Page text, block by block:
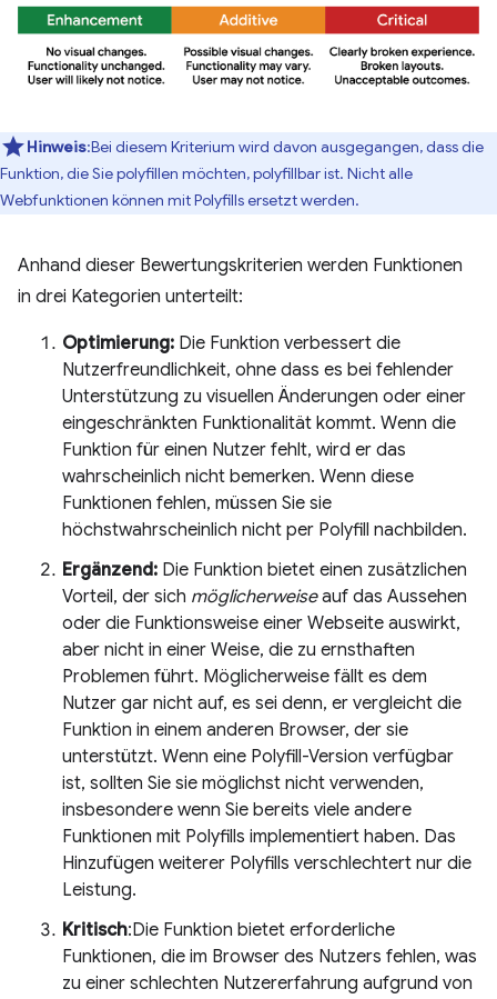
Hinweis:Bei diesem Kriterium wird davon ausgegangen, dass die
Funktion, die Sie polyfillen möchten, polyfillbar ist. Nicht alle
Webfunktionen können mit Polyfills ersetzt werden.
Anhand dieser Bewertungskriterien werden Funktionen
in drei Kategorien unterteilt:
Optimierung: Die Funktion verbessert die
Nutzerfreundlichkeit, ohne dass es bei fehlender
Unterstützung zu visuellen Änderungen oder einer
eingeschränkten Funktionalität kommt. Wenn die
Funktion für einen Nutzer fehlt, wird er das
wahrscheinlich nicht bemerken. Wenn diese
Funktionen fehlen, müssen Sie sie
höchstwahrscheinlich nicht per Polyfill nachbilden.
Ergänzend: Die Funktion bietet einen zusätzlichen
Vorteil, der sich möglicherweiseauf das Aussehen
oder die Funktionsweise einer Webseite auswirkt,
aber nicht in einer Weise, die zu ernsthaften
Problemen führt. Möglicherweise fällt es dem
Nutzer gar nicht auf, es sei denn, er vergleicht die
Funktion in einem anderen Browser, der sie
unterstützt. Wenn eine Polyfill-Version verfügbar
ist, sollten Sie sie möglichst nicht verwenden,
insbesondere wenn Sie bereits viele andere
Funktionen mit Polyfills implementiert haben. Das
Hinzufügen weiterer Polyfills verschlechtert nur die
Leistung.
Kritisch:Die Funktion bietet erforderliche
Funktionen, die im Browser des Nutzers fehlen, was
zu einer schlechten Nutzererfahrung aufgrund von